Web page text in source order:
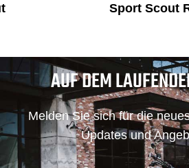
Sport Scout
AUF DEM
Melden Sie sich für die
Updates und